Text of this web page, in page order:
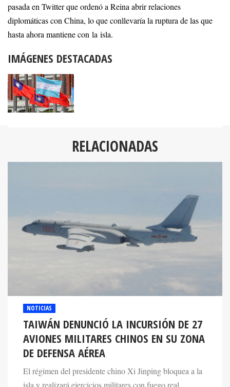
pasada en Twitter que ordenó a Reina abrir relaciones
diplomáticas con China, lo que conllevaría la ruptura de las que
hasta ahora mantiene con la isla.
IMÁGENES DESTACADAS
RELACIONADAS
NOTICIAS
TAIWÁN DENUNCIÓ LA INCURSIÓN DE 27
AVIONES MILITARES CHINOS EN SU ZONA
DE DEFENSA AÉREA
El régimen del presidente chino Xi Jinping bloquea a la